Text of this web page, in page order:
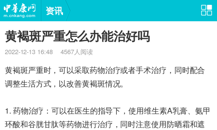
资讯
黄褐斑严重怎么办能治好吗
2022-12-13 16:48 4567人阅读
黄褐斑严重时，可以采取药物治疗或者手术治疗，同时配合
调整生活方式，以改善黄褐斑情况。
1. 药物治疗：可以在医生的指导下，使用维生素A乳膏、氨甲
环酸和谷胱甘肽等药物进行治疗，同时注意使用防晒霜和遮